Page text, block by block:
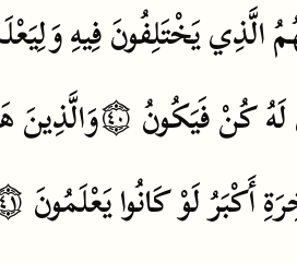
الَّذِييَخْتَلِفُونَفِيهِ
لَهُكُنْفَيَكُونُ ۝٤٠وَالَّذِينَ
أَكْبَرُلَوْكَانُوايَعْلَمُونَ